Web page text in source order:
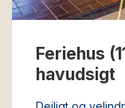
Feriehus
havudsigt